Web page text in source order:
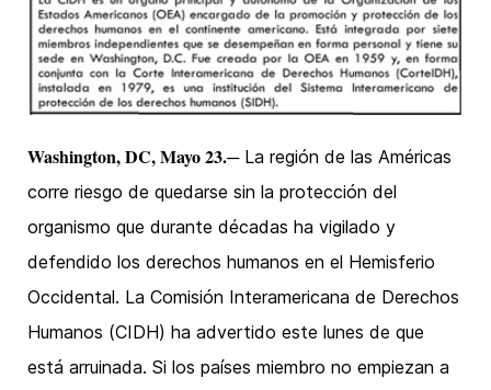
Washington, DC, Mayo 23.─ La región de las Américas
corre riesgo de quedarse sin la protección del
organismo que durante décadas ha vigilado y
defendido los derechos humanos en el Hemisferio
Occidental. La Comisión Interamericana de Derechos
Humanos (CIDH) ha advertido este lunes de que
está arruinada. Si los países miembro no empiezan a